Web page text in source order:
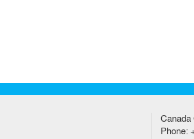
Canada
Phone: